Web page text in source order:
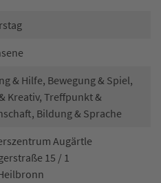
& Hilfe, Bewegung & Spiel,
Kreativ, Treffpunkt &
Bildung & Sprache
Augärtle
15 / 1